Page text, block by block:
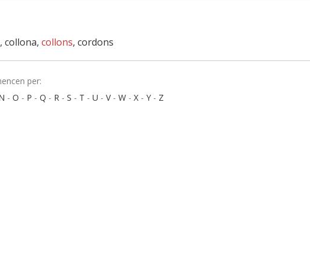
collona, collons, cordons
per:
- O - P - Q - R - S - T - U - V- W - X - Y - Z